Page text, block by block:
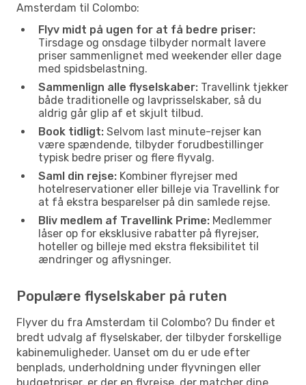
Amsterdam til Colombo:
Flyv midt på ugen for at få bedre priser:
Tirsdage og onsdage tilbyder normalt lavere
priser sammenlignet med weekender eller dage
med spidsbelastning.
Sammenlign alle flyselskaber: Travellink tjekker
både traditionelle og lavprisselskaber, så du
aldrig går glip af et skjult tilbud.
Book tidligt: Selvom last minute-rejser kan
være spændende, tilbyder forudbestillinger
typisk bedre priser og flere flyvalg.
Saml din rejse: Kombiner flyrejser med
hotelreservationer eller billeje via Travellink for
at få ekstra besparelser på din samlede rejse.
Bliv medlem af Travellink Prime: Medlemmer
låser op for eksklusive rabatter på flyrejser,
hoteller og billeje med ekstra fleksibilitet til
ændringer og aflysninger.
Populære flyselskaber på ruten
Flyver du fra Amsterdam til Colombo? Du finder et
bredt udvalg af flyselskaber, der tilbyder forskellige
kabinemuligheder. Uanset om du er ude efter
benplads, underholdning under flyvningen eller